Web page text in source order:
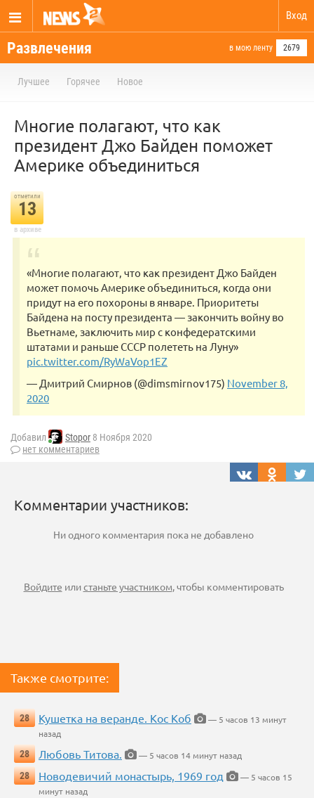
Вход
Развлечения в мою ленту 2679
Лучшее Горячее Новое
Многие полагают, что как
президент Джо Байден поможет
Америке объединиться
отметили
13
в архиве
«Многие полагают, что как президент Джо Байден
может помочь Америке объединиться, когда они
придут на его похороны в январе. Приоритеты
Байдена на посту президента — закончить войну во
Вьетнаме, заключить мир с конфедератскими
штатами и раньше СССР полететь на Луну»
pic.twitter.com/RyWaVop1EZ
— Дмитрий Смирнов (@dimsmirnov175) November 8,
2020
Добавил Stopor 8 Ноября 2020
нет комментариев
Комментарии участников:
Ни одного комментария пока не добавлено
Войдите илистаньте участником, чтобы комментировать
Также смотрите:
28 Кушетка на веранде. Кос Коб
— 5 часов 13 минут
назад
28
Любовь Титова.
— 5 часов 14 минут назад
28
Новодевичий монастырь, 1969 год
— 5 часов 15
минут назад